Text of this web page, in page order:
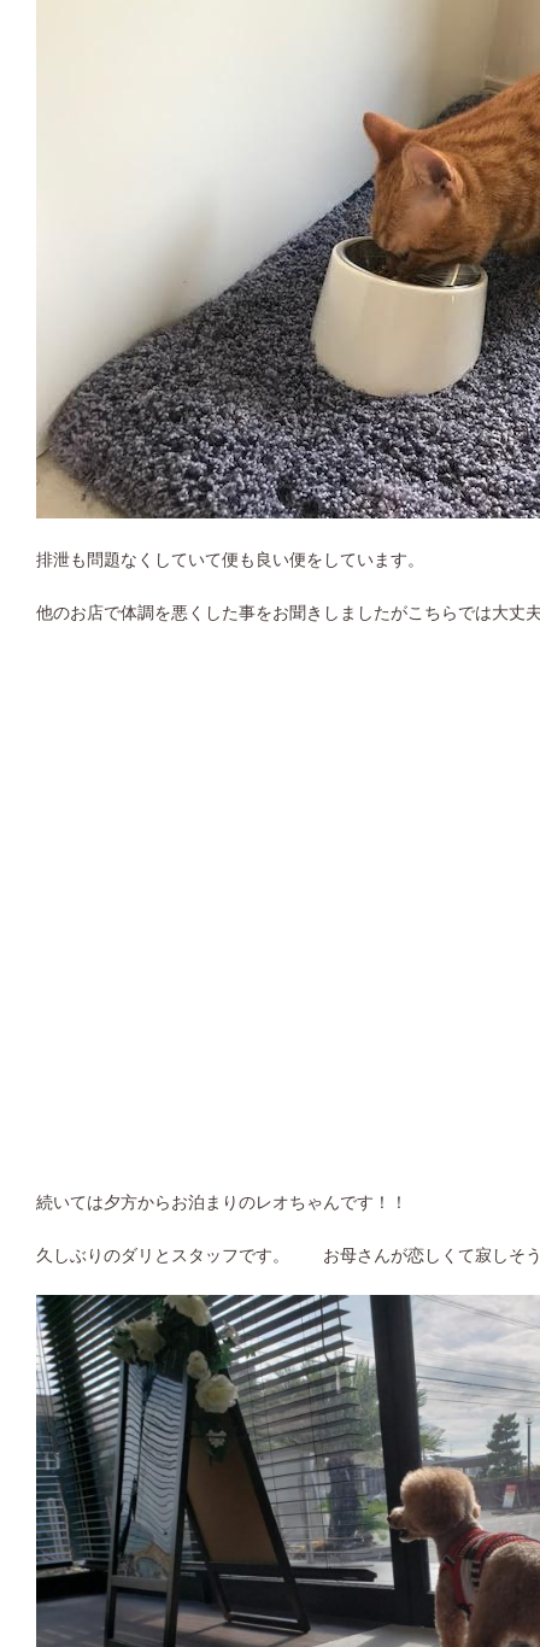
排泄も問題なくしていて便も良い便をしています。
他のお店で体調を悪くした事をお聞きしましたがこちらでは大丈
続いては夕方からお泊まりのレオちゃんです！！
久しぶりのダリとスタッフです。 お母さんが恋しくて寂しそ